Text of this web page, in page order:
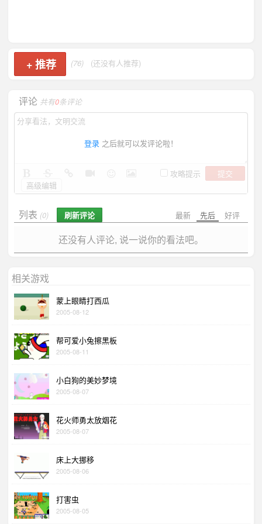
+推荐 (76) (还没有人推荐)
评论 共有0条评论
登录 之后就可以发评论啦！
攻略提示
提交
高级编辑
最新 先后 好评
列表 (0) 刷新评论
还没有人评论, 说一说你的看法吧。
相关游戏
蒙上眼睛打西瓜
2005-08-12
帮可爱小兔擦黑板
2005-08-11
小白狗的美妙梦境
2005-08-07
花火师勇太放烟花
2005-08-07
床上大挪移
2005-08-06
打害虫
2005-08-05